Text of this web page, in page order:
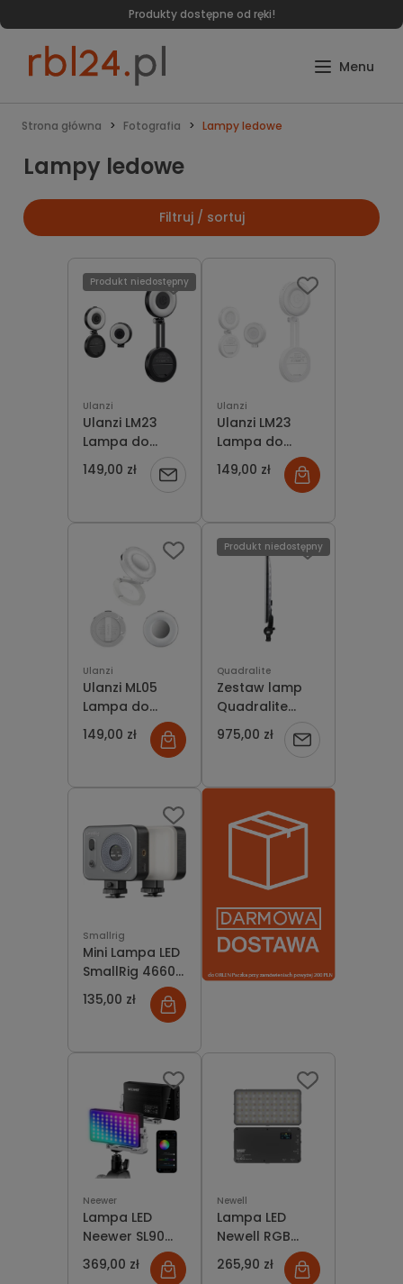
Produkty dostępne od ręki!
Strona główna Fotografia Lampy ledowe
Lampy ledowe
Filtruj / sortuj
Ulanzi
Ulanzi LM23
Lampa do
telefonu z
mocowaniem
MagSafe
149,00 zł
Produkt niedostępny
Powiadom
dostępności
Ulanzi
Ulanzi LM23
Lampa do
telefonu z
mocowaniem
magnetycznym
MagSafe
PixelSnap
149,00 zł
Ulanzi
Ulanzi ML05
Lampa do
telefonu z
mocowaniem
magnetycznym
MagSafe
149,00 zł
Quadralite
Zestaw lamp
Quadralite
Thea 450 LED
Panel Kit Basic
975,00 zł
Produkt niedostępny
Powiadom
dostępności
Smallrig
Mini Lampa LED
SmallRig 4660
Vibe P96 Pro -
RGB Video,
2500-6500K,
5W
135,00 zł
Neewer
Lampa LED
Neewer SL90
Pro LED RGB
12W 2500-
369,00 zł
Newell
Lampa LED
Newell RGB
Rangha + Etui +
Adapter
265,90 zł